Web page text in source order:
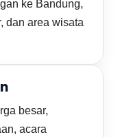
ke Bandung,
dan area wisata
besar,
acara